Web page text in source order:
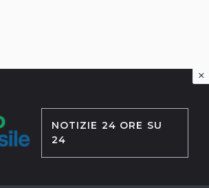
NOTIZIE 24 ORE SU
24
×